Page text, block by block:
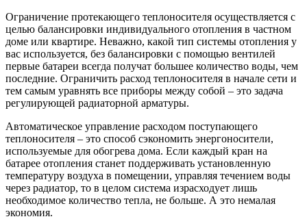
Ограничение протекающего теплоносителя осуществляется с
целью балансировки индивидуального отопления в частном
доме или квартире. Неважно, какой тип системы отопления у
вас используется, без балансировки с помощью вентилей
первые батареи всегда получат большее количество воды, чем
последние. Ограничить расход теплоносителя в начале сети и
тем самым уравнять все приборы между собой – это задача
регулирующей радиаторной арматуры.
Автоматическое управление расходом поступающего
теплоносителя – это способ сэкономить энергоносители,
используемые для обогрева дома. Если каждый кран на
батарее отопления станет поддерживать установленную
температуру воздуха в помещении, управляя течением воды
через радиатор, то в целом система израсходует лишь
необходимое количество тепла, не больше. А это немалая
экономия.